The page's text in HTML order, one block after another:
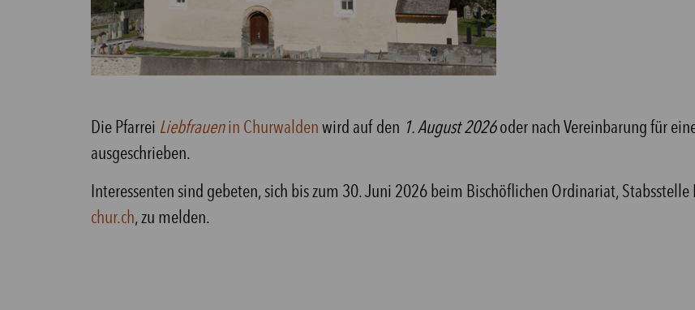
Die Pfarrei Liebfrauenin Churwaldenwird auf den 1. August 2026oder nach Vereinbarung für
ausgeschrieben.
Interessenten sind gebeten, sich bis zum 30. Juni 2026 beim Bischöflichen Ordinariat,
chur.ch, zu melden.